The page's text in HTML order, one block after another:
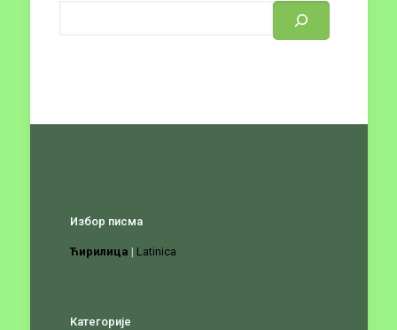
Избор писма
Ћирилица | Latinica
Категорије